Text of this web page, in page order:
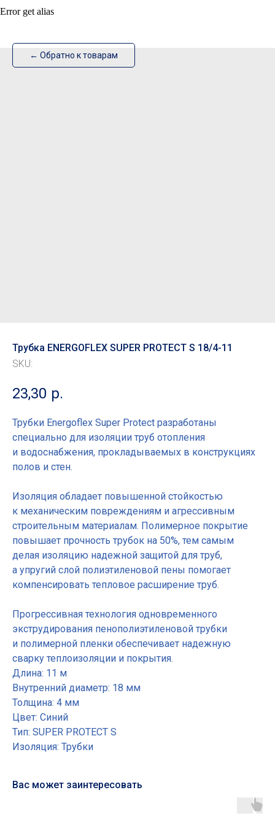
ИзотехПро
← Обратно к товарам
Error get alias
Трубка ENERGOFLEX SUPER PROTECT S 18/4-11
SKU:
23,30 р.
Трубки Energoflex Super Protect разработаны
специально для изоляции труб отопления
и водоснабжения, прокладываемых в конструкциях
полов и стен.
Изоляция обладает повышенной стойкостью
к механическим повреждениям и агрессивным
строительным материалам. Полимерное покрытие
повышает прочность трубок на 50%, тем самым
делая изоляцию надежной защитой для труб,
а упругий слой полиэтиленовой пены помогает
компенсировать тепловое расширение труб.
Прогрессивная технология одновременного
экструдирования пенополиэтиленовой трубки
и полимерной пленки обеспечивает надежную
сварку теплоизоляции и покрытия.
Длина: 11 м
Внутренний диаметр: 18 мм
Толщина: 4 мм
Цвет: Синий
Тип: SUPER PROTECT S
Изоляция: Трубки
Вас может заинтересовать